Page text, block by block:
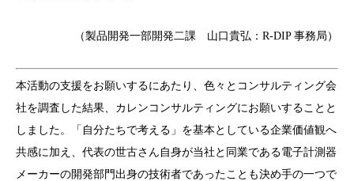
（製品開発一部開発二課 山口貴弘：R-DIP 事務局）
本活動の支援をお願いするにあたり、色々とコンサルティング会
社を調査した結果、カレンコンサルティングにお願いすることと
しました。「自分たちで考える」を基本としている企業価値観へ
共感に加え、代表の世古さん自身が当社と同業である電子計測器
メーカーの開発部門出身の技術者であったことも決め手の一つで